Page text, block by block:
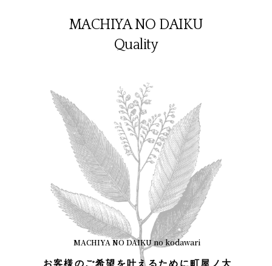
MACHIYA NO DAIKU
Quality
MACHIYA NO DAIKU no kodawari
お客様のご希望を叶えるために町屋ノ大